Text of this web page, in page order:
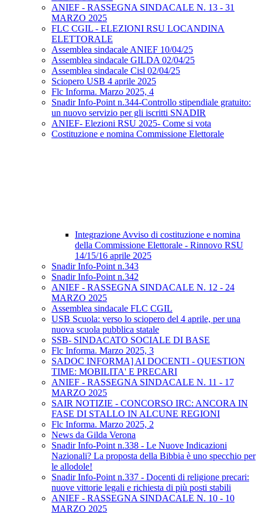
ANIEF - RASSEGNA SINDACALE N. 13 - 31
MARZO 2025
FLC CGIL - ELEZIONI RSU LOCANDINA
ELETTORALE
Assemblea sindacale ANIEF 10/04/25
Assemblea sindacale GILDA 02/04/25
Assemblea sindacale Cisl 02/04/25
Sciopero USB 4 aprile 2025
Flc Informa. Marzo 2025, 4
Snadir Info-Point n.344-Controllo stipendiale gratuito:
un nuovo servizio per gli iscritti SNADIR
ANIEF- Elezioni RSU 2025- Come si vota
Costituzione e nomina Commissione Elettorale
Integrazione Avviso di costituzione e nomina
della Commissione Elettorale - Rinnovo RSU
14/15/16 aprile 2025
Snadir Info-Point n.343
Snadir Info-Point n.342
ANIEF - RASSEGNA SINDACALE N. 12 - 24
MARZO 2025
Assemblea sindacale FLC CGIL
USB Scuola: verso lo sciopero del 4 aprile, per una
nuova scuola pubblica statale
SSB- SINDACATO SOCIALE DI BASE
Flc Informa. Marzo 2025, 3
SADOC INFORMA] AI DOCENTI - QUESTION
TIME: MOBILITA' E PRECARI
ANIEF - RASSEGNA SINDACALE N. 11 - 17
MARZO 2025
SAIR NOTIZIE - CONCORSO IRC: ANCORA IN
FASE DI STALLO IN ALCUNE REGIONI
Flc Informa. Marzo 2025, 2
News da Gilda Verona
Snadir Info-Point n.338 - Le Nuove Indicazioni
Nazionali? La proposta della Bibbia è uno specchio per
le allodole!
Snadir Info-Point n.337 - Docenti di religione precari:
nuove vittorie legali e richiesta di più posti stabili
ANIEF - RASSEGNA SINDACALE N. 10 - 10
MARZO 2025